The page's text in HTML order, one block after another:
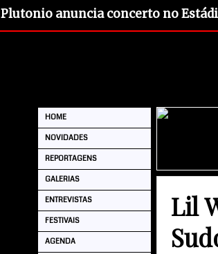
Plutonio anuncia concerto no
HOME
NOVIDADES
REPORTAGENS
GALERIAS
ENTREVISTAS
FESTIVAIS
AGENDA
Lil